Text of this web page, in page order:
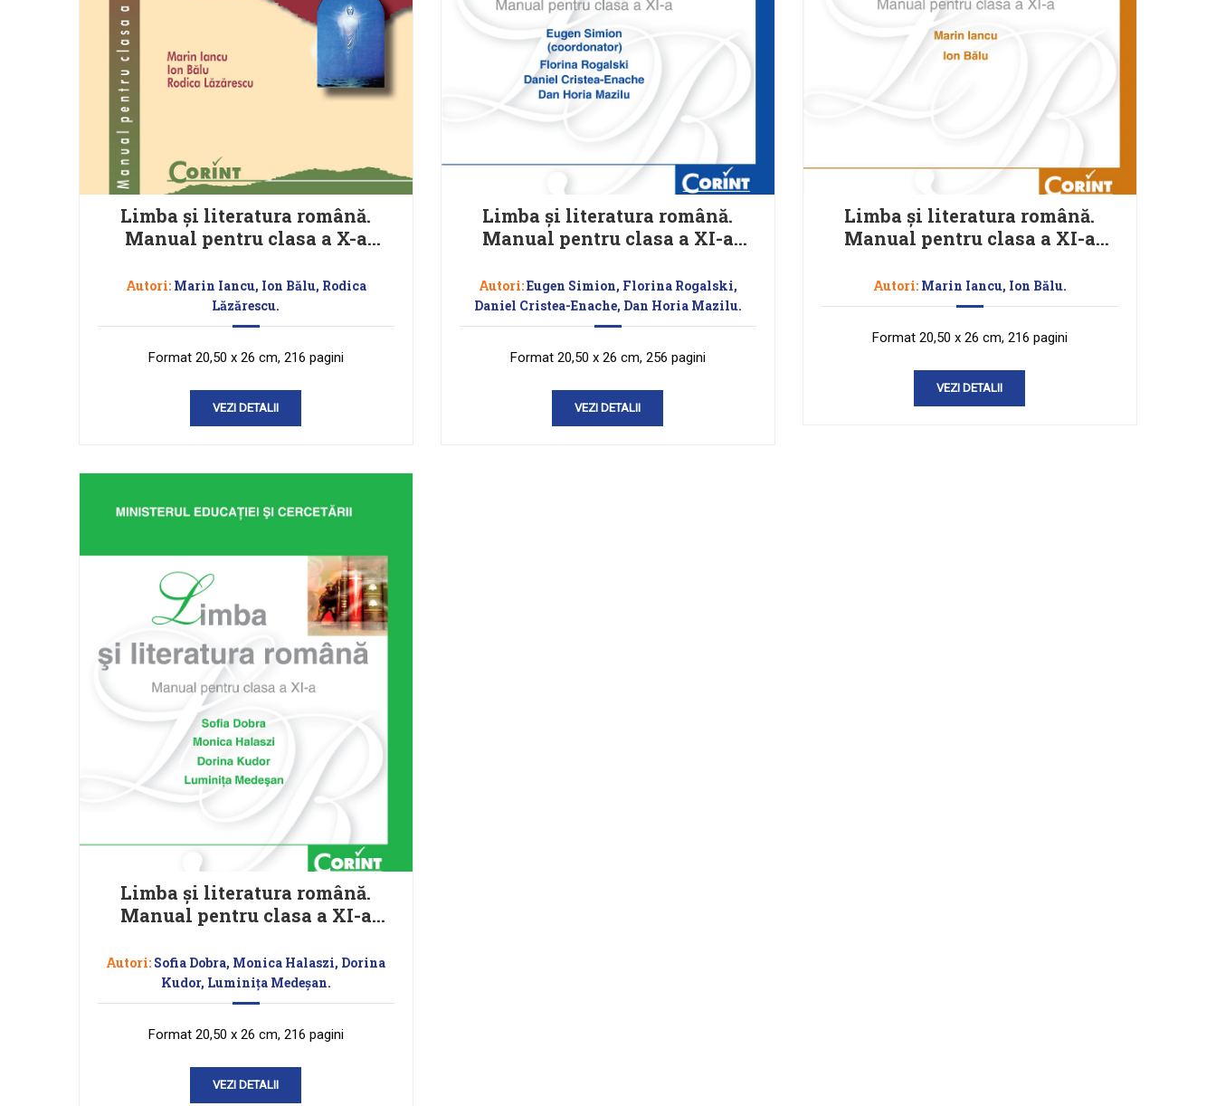
Limba şi literatura română.
Manual pentru clasa a X-a
Autori: Marin Iancu, Ion Bălu, Rodica
Lăzărescu.
Format 20,50 x 26 cm, 216 pagini
VEZI DETALII
Limba şi literatura română.
Manual pentru clasa a XI-a
Autori:Eugen Simion, Florina Rogalski,
Daniel Cristea-Enache, Dan Horia Mazilu.
Format 20,50 x 26 cm, 256 pagini
VEZI DETALII
Limba şi literatura română.
Manual pentru clasa a XI-a
Autori: Marin Iancu, Ion Bălu.
Format 20,50 x 26 cm, 216 pagini
VEZI DETALII
Limba şi literatura română.
Manual pentru clasa a XI-a
Autori: Sofia Dobra, Monica Halaszi, Dorina
Kudor, Luminița Medeșan.
Format 20,50 x 26 cm, 216 pagini
VEZI DETALII